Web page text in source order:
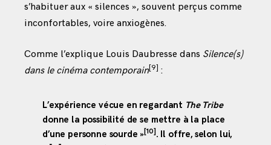
s’habituer aux « silences », souvent perçus comme
inconfortables, voire anxiogènes.
Comme l’explique Louis Daubresse dans Silence(s)
dans le cinéma contemporain[9] :
L’expérience vécue en regardant The Tribe
donne la possibilité de se mettre à la place
d’une personne sourde »[10]. Il offre, selon lui,